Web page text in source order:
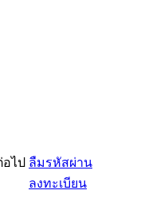
ไป ลืมรหัสผ่าน
ลงทะเบียน